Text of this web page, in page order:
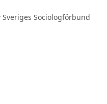
Sociologförbund